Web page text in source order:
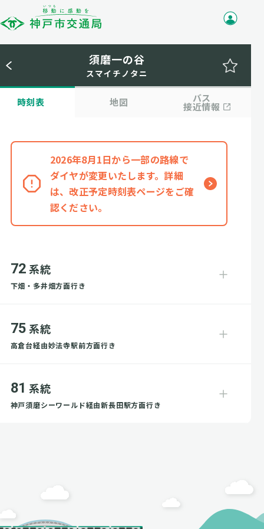
須磨一の谷
スマイチノタニ
時刻表 地図 バス
接近情報
2026年8月1日から一部の路線で
ダイヤが変更いたします。詳細
は、改正予定時刻表ページをご確
認ください。
72 系統
下畑・多井畑方面行き
75 系統
高倉台経由妙法寺駅前方面行き
81 系統
神戸須磨シーワールド経由新長田駅方面行き